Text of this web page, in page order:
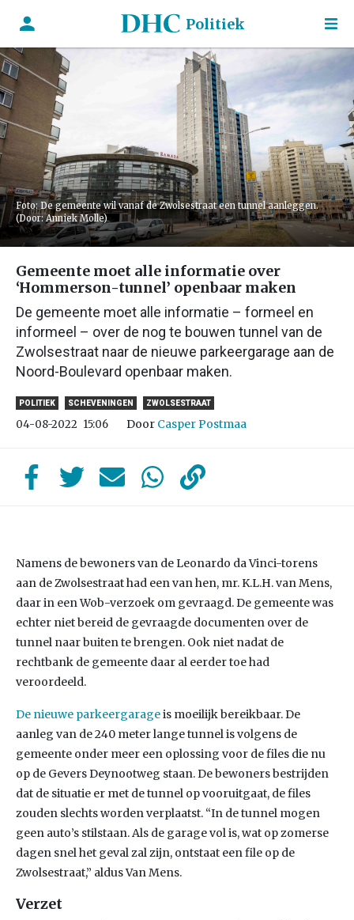
Politiek
Foto: De gemeente wil vanaf de Zwolsestraat een tunnel aanleggen.
(Door: Anniek Molle)
Gemeente moet alle informatie over
‘Hommerson-tunnel’ openbaar maken
De gemeente moet alle informatie – formeel en
informeel – over de nog te bouwen tunnel van de
Zwolsestraat naar de nieuwe parkeergarage aan de
Noord-Boulevard openbaar maken.
POLITIEK SCHEVENINGEN ZWOLSESTRAAT
04-08-2022 15:06 Door Casper Postmaa
Namens de bewoners van de Leonardo da Vinci-torens
aan de Zwolsestraat had een van hen, mr. K.L.H. van Mens,
daar in een Wob-verzoek om gevraagd. De gemeente was
echter niet bereid de gevraagde documenten over de
tunnel naar buiten te brengen. Ook niet nadat de
rechtbank de gemeente daar al eerder toe had
veroordeeld.
De nieuwe parkeergarageis moeilijk bereikbaar. De
aanleg van de 240 meter lange tunnel is volgens de
gemeente onder meer een oplossing voor de files die nu
op de Gevers Deynootweg staan. De bewoners bestrijden
dat de situatie er met de tunnel op vooruitgaat, de files
zouden slechts worden verplaatst. “In de tunnel mogen
geen auto’s stilstaan. Als de garage vol is, wat op zomerse
dagen snel het geval zal zijn, ontstaat een file op de
Zwolsestraat,” aldus Van Mens.
Verzet